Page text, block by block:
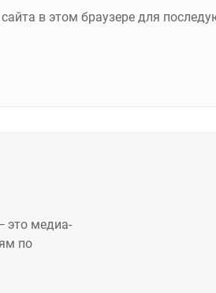
в этом браузере для
это медиа-
по